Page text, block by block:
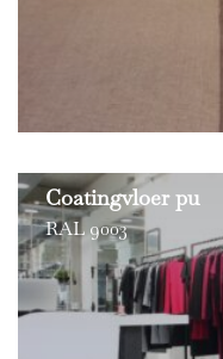
Coatingvloer pu
RAL 9003